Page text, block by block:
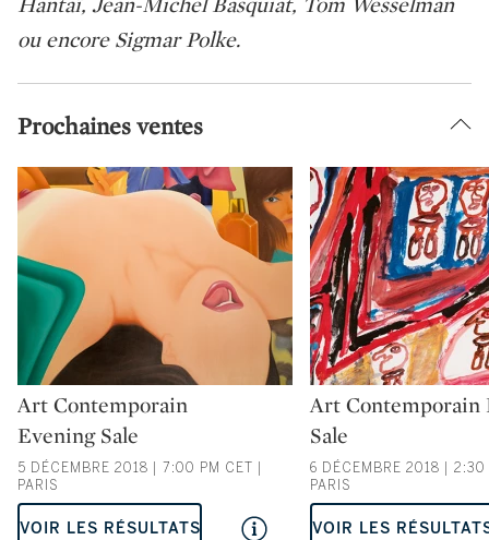
ou encore Sigmar Polke.
Prochaines ventes
Type: auction
Art Contemporain
Evening Sale
5 DÉCEMBRE 2018 | 7:00 PM CET |
PARIS
VOIR LES RÉSULTATS
Type: auction
Art Contemporain
Sale
6 DÉCEMBRE 2018 | 2:30
PARIS
VOIR LES